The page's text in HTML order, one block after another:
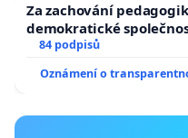
Za zachování
demokratické
84 podpisů
Oznámení o